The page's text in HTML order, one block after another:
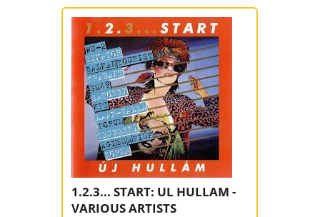
1.2.3... START: UL HULLAM -
VARIOUS ARTISTS